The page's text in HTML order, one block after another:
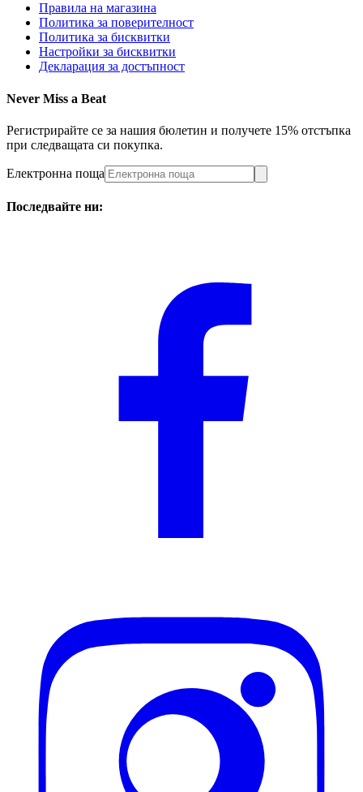
Правила на магазина
Политика за поверителност
Политика за бисквитки
Настройки за бисквитки
Декларация за достъпност
Never Miss a Beat
Регистрирайте се за нашия бюлетин и получете 15% отстъпка
при следващата си покупка.
Електронна поща
Последвайте ни: